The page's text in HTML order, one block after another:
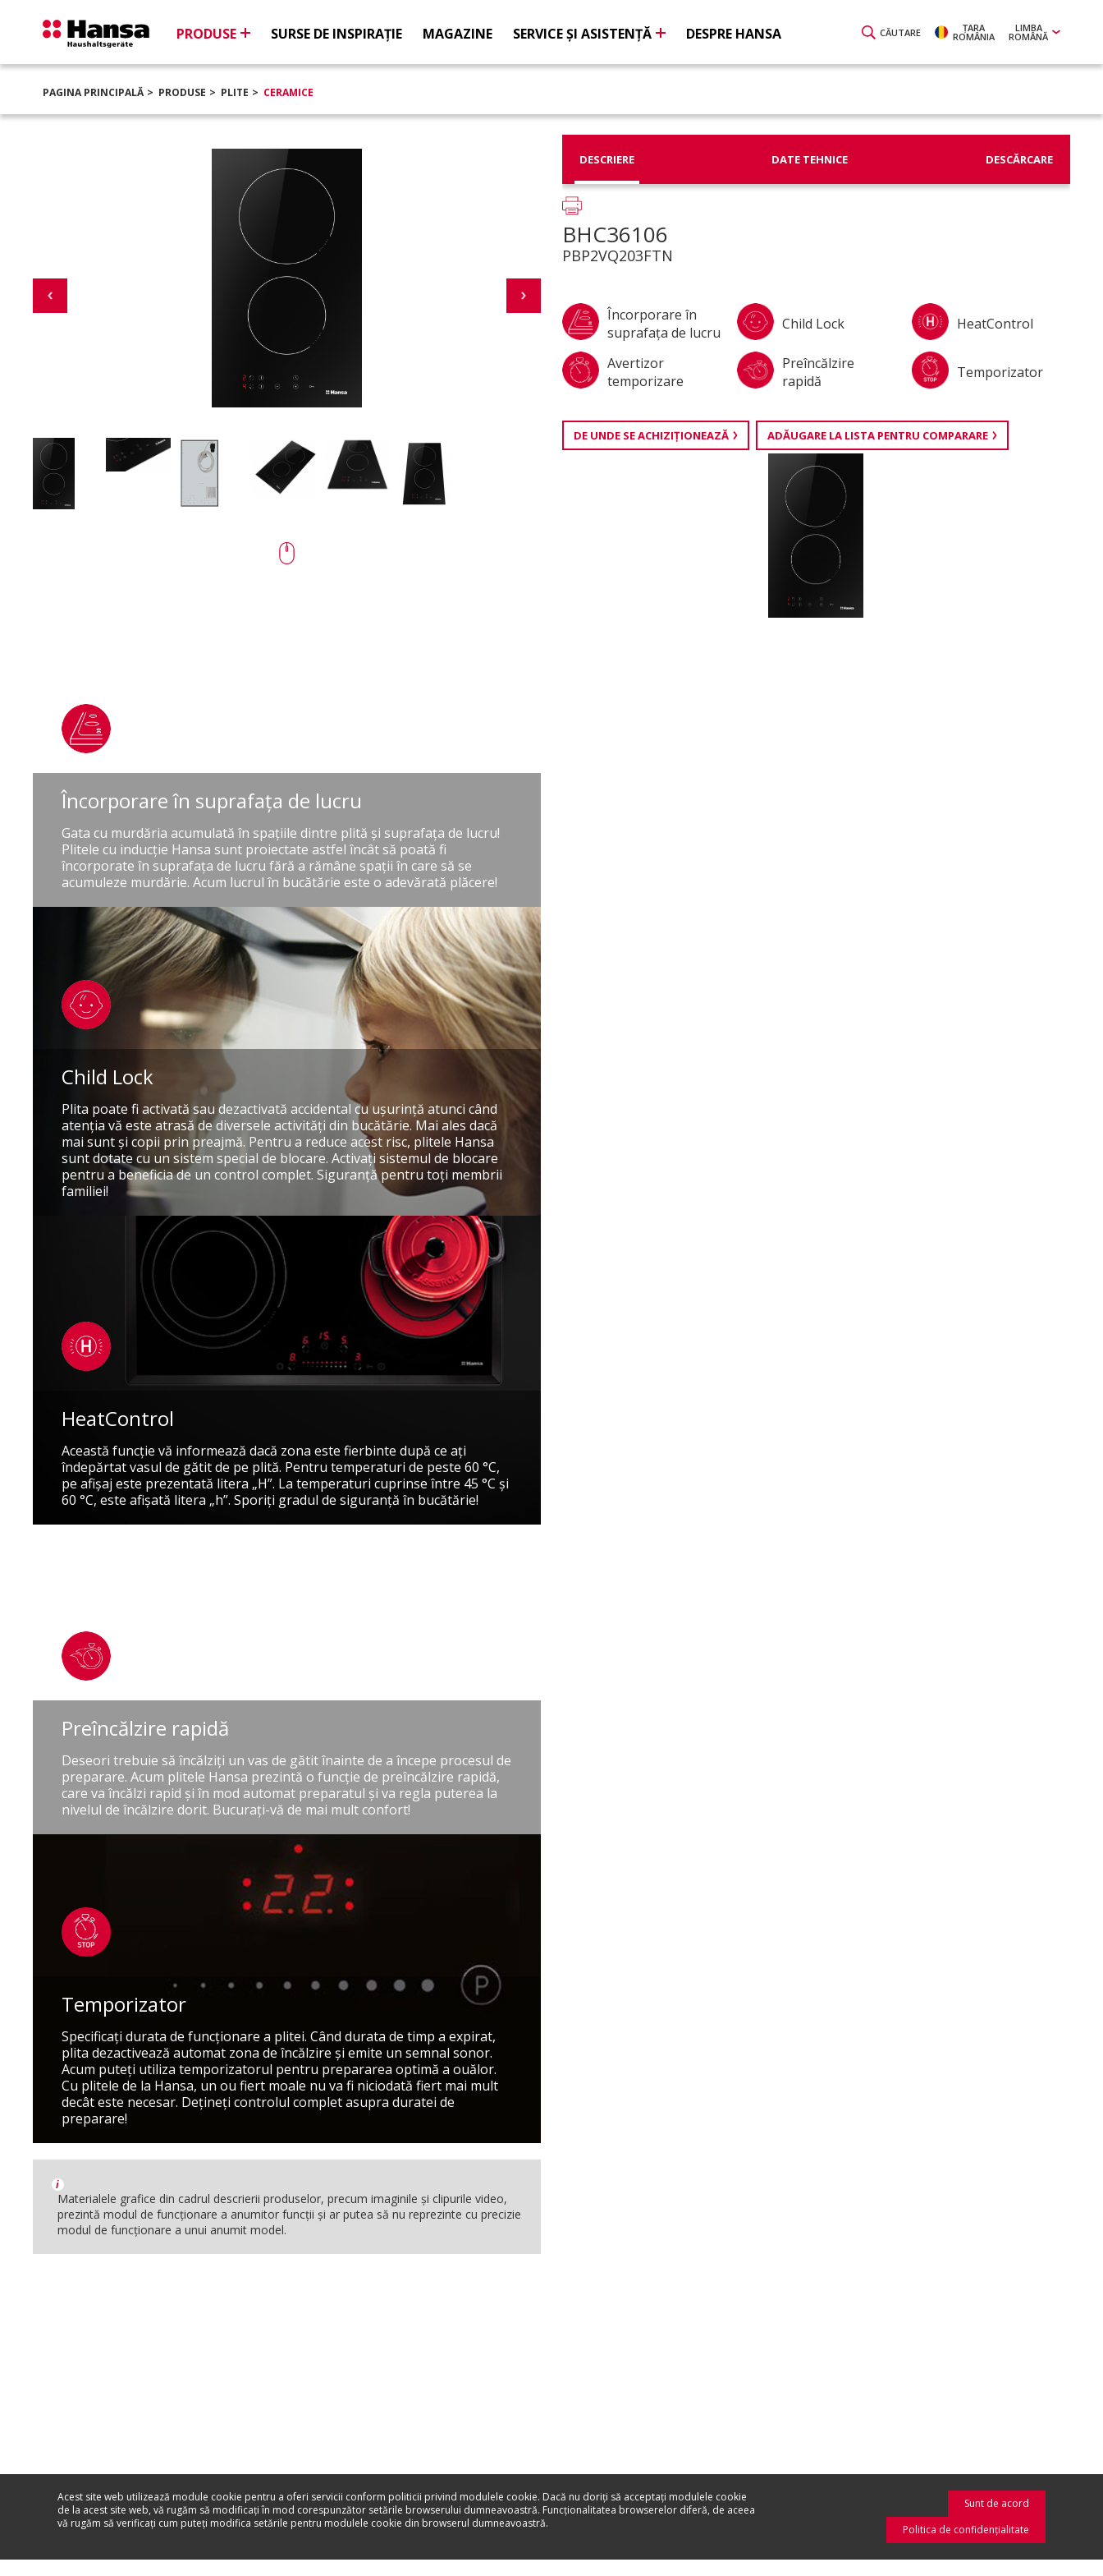
CĂUTARE ŢARA
ROMÂNIA
LIMBA
ROMÂNĂ
PRODUSE SURSE DE INSPIRAŢIE MAGAZINE SERVICE ŞI ASISTENŢĂ DESPRE HANSA
PAGINA PRINCIPALĂ PRODUSE PLITE CERAMICE
Încorporare în suprafaţa de lucru
Gata cu murdăria acumulată în spaţiile dintre plită şi suprafaţa de lucru!
Plitele cu inducţie Hansa sunt proiectate astfel încât să poată fi
încorporate în suprafaţa de lucru fără a rămâne spaţii în care să se
acumuleze murdărie. Acum lucrul în bucătărie este o adevărată plăcere!
Child Lock
Plita poate fi activată sau dezactivată accidental cu uşurinţă atunci când
atenţia vă este atrasă de diversele activităţi din bucătărie. Mai ales dacă
mai sunt şi copii prin preajmă. Pentru a reduce acest risc, plitele Hansa
sunt dotate cu un sistem special de blocare. Activaţi sistemul de blocare
pentru a beneficia de un control complet. Siguranţă pentru toţi membrii
familiei!
HeatControl
Această funcţie vă informează dacă zona este fierbinte după ce aţi
îndepărtat vasul de gătit de pe plită. Pentru temperaturi de peste 60 °C,
pe afişaj este prezentată litera „H”. La temperaturi cuprinse între 45 °C şi
60 °C, este afişată litera „h”. Sporiţi gradul de siguranţă în bucătărie!
Preîncălzire rapidă
Deseori trebuie să încălziţi un vas de gătit înainte de a începe procesul de
preparare. Acum plitele Hansa prezintă o funcţie de preîncălzire rapidă,
care va încălzi rapid şi în mod automat preparatul şi va regla puterea la
nivelul de încălzire dorit. Bucuraţi-vă de mai mult confort!
Temporizator
Specificaţi durata de funcţionare a plitei. Când durata de timp a expirat,
plita dezactivează automat zona de încălzire şi emite un semnal sonor.
Acum puteţi utiliza temporizatorul pentru prepararea optimă a ouălor.
Cu plitele de la Hansa, un ou fiert moale nu va fi niciodată fiert mai mult
decât este necesar. Deţineţi controlul complet asupra duratei de
preparare!
i
Materialele grafice din cadrul descrierii produselor, precum imaginile şi clipurile video,
prezintă modul de funcţionare a anumitor funcţii şi ar putea să nu reprezinte cu precizie
modul de funcţionare a unui anumit model.
DESCRIERE DATE TEHNICE DESCĂRCARE
BHC36106
PBP2VQ203FTN
Încorporare în
suprafaţa de lucru
Child Lock HeatControl
Avertizor
temporizare
Preîncălzire
rapidă
Temporizator
DE UNDE SE ACHIZIŢIONEAZĂ ADĂUGARE LA LISTA PENTRU COMPARARE
Acest site web utilizează module cookie pentru a oferi servicii conform politicii privind modulele cookie. Dacă nu doriţi să acceptaţi modulele cookie
de la acest site web, vă rugăm să modificaţi în mod corespunzător setările browserului dumneavoastră. Funcţionalitatea browserelor diferă, de aceea
vă rugăm să verificaţi cum puteţi modifica setările pentru modulele cookie din browserul dumneavoastră.
Sunt de acord
Politica de confidenţialitate